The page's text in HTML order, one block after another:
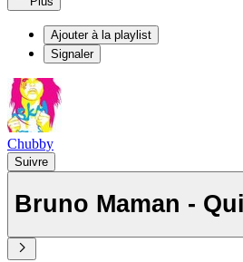
Ajouter à la playlist
Signaler
Chubby
Suivre
Bruno Maman -